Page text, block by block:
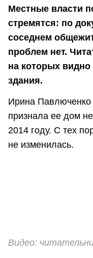
Местные власти
стремятся: по
соседнем
проблем нет.
на которых видно
здания.
Ирина Павлюченко
признала ее дом
2014 году. С тех
не изменилась.
Видео: